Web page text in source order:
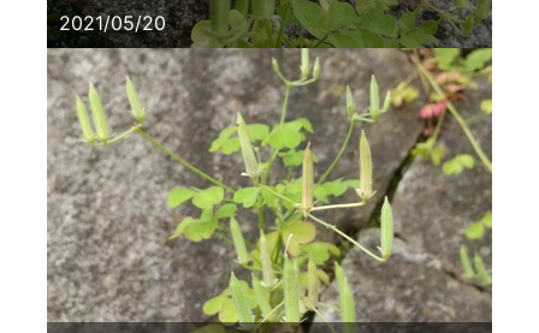
2021/05/20